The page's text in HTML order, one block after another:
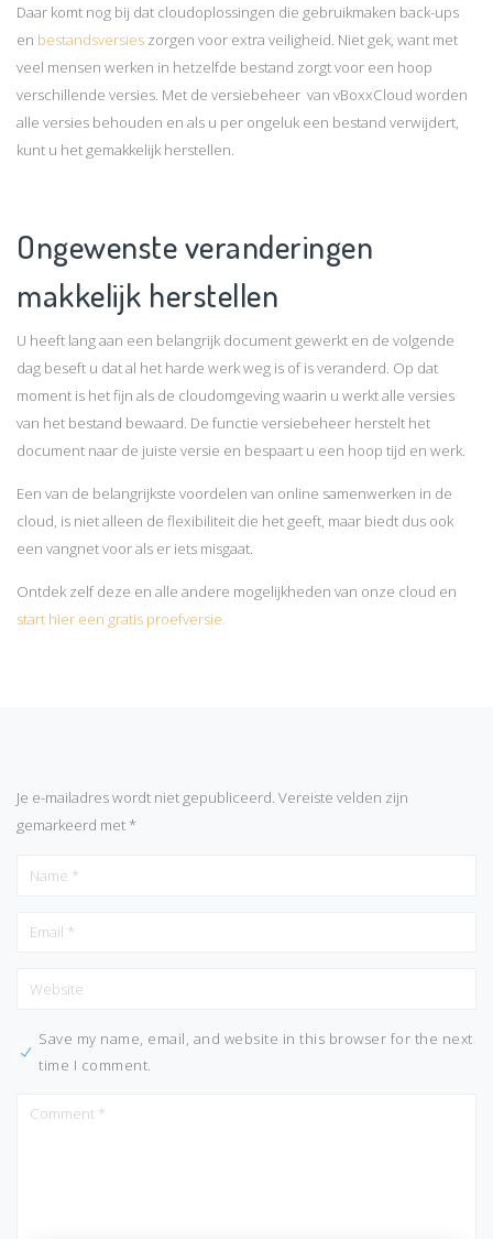
Daar komt nog bij dat cloudoplossingen die gebruikmaken back-ups
en bestandsversies zorgen voor extra veiligheid. Niet gek, want met
veel mensen werken in hetzelfde bestand zorgt voor een hoop
verschillende versies. Met de versiebeheer van vBoxxCloud worden
alle versies behouden en als u per ongeluk een bestand verwijdert,
kunt u het gemakkelijk herstellen.
Ongewenste veranderingen
makkelijk herstellen
U heeft lang aan een belangrijk document gewerkt en de volgende
dag beseft u dat al het harde werk weg is of is veranderd. Op dat
moment is het fijn als de cloudomgeving waarin u werkt alle versies
van het bestand bewaard. De functie versiebeheer herstelt het
document naar de juiste versie en bespaart u een hoop tijd en werk.
Een van de belangrijkste voordelen van online samenwerken in de
cloud, is niet alleen de flexibiliteit die het geeft, maar biedt dus ook
een vangnet voor als er iets misgaat.
Ontdek zelf deze en alle andere mogelijkheden van onze cloud en
start hier een gratis proefversie.
Je e-mailadres wordt niet gepubliceerd. Vereiste velden zijn
gemarkeerd met*
Save my name, email, and website in this browser for the next
time I comment.